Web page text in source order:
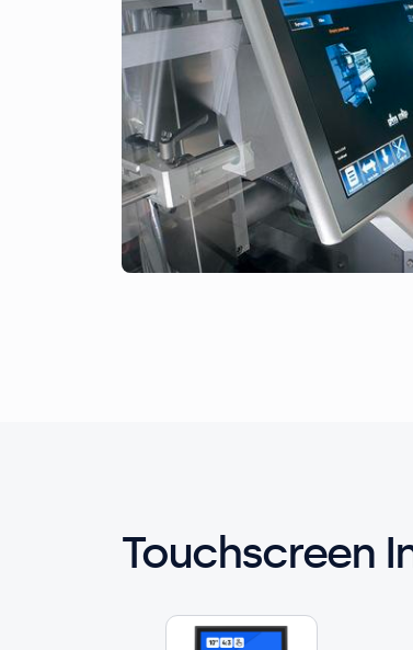
Touchscreen